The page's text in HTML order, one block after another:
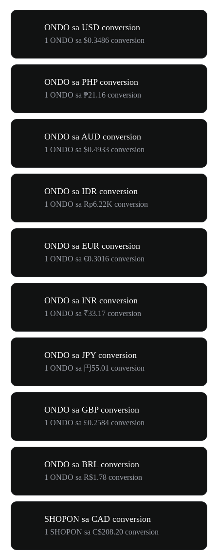
ONDO sa USD conversion
1 ONDO sa $0.3486 conversion
ONDO sa PHP conversion
1 ONDO sa ₱21.16 conversion
ONDO sa AUD conversion
1 ONDO sa $0.4933 conversion
ONDO sa IDR conversion
1 ONDO sa Rp6.22K conversion
ONDO sa EUR conversion
1 ONDO sa €0.3016 conversion
ONDO sa INR conversion
1 ONDO sa ₹33.17 conversion
ONDO sa JPY conversion
1 ONDO sa 円55.01 conversion
ONDO sa GBP conversion
1 ONDO sa £0.2584 conversion
ONDO sa BRL conversion
1 ONDO sa R$1.78 conversion
SHOPON sa CAD conversion
1 SHOPON sa C$208.20 conversion